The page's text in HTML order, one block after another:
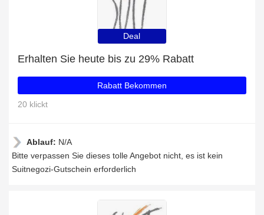
Deal
Erhalten Sie heute bis zu 29% Rabatt
Rabatt Bekommen
20 klickt
Ablauf: N/A
Bitte verpassen Sie dieses tolle Angebot nicht, es ist kein
Suitnegozi-Gutschein erforderlich